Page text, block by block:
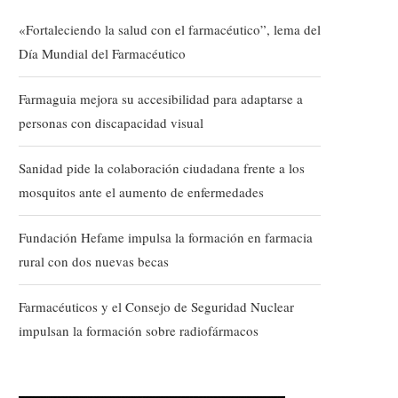
«Fortaleciendo la salud con el farmacéutico”, lema del
Día Mundial del Farmacéutico
Farmaguia mejora su accesibilidad para adaptarse a
personas con discapacidad visual
Sanidad pide la colaboración ciudadana frente a los
mosquitos ante el aumento de enfermedades
Fundación Hefame impulsa la formación en farmacia
rural con dos nuevas becas
Farmacéuticos y el Consejo de Seguridad Nuclear
impulsan la formación sobre radiofármacos